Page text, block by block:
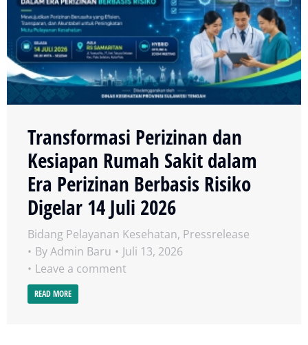
Transformasi Perizinan dan
Kesiapan Rumah Sakit dalam
Era Perizinan Berbasis Risiko
Digelar 14 Juli 2026
Bidang Pelayanan Kesehatan, Pressrelease
ByAdmin Baru
Juli 13, 2026
Leave a comment
READ MORE